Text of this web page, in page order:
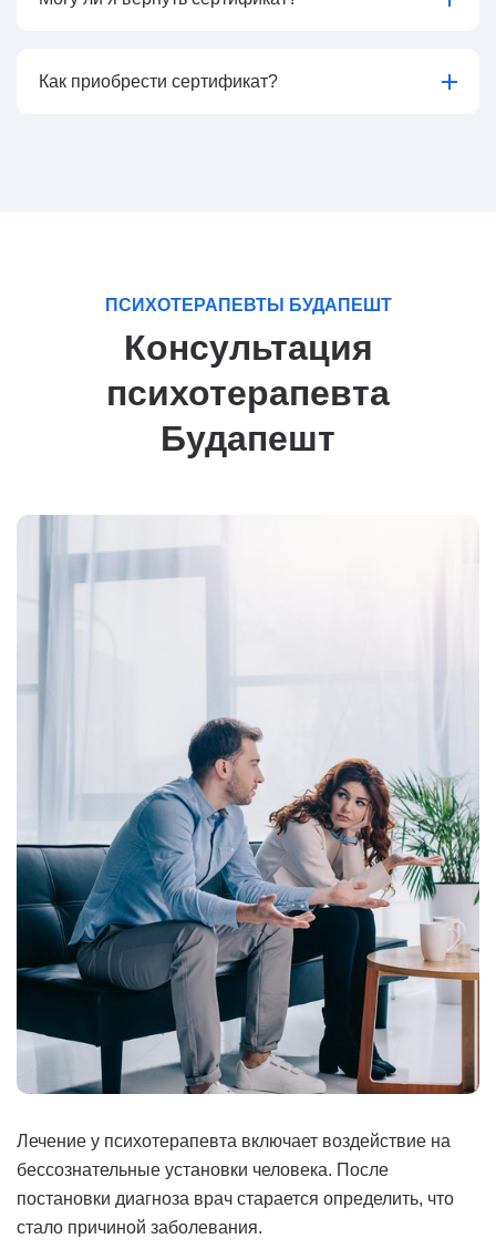
Как приобрести сертификат?
ПСИХОТЕРАПЕВТЫ БУДАПЕШТ
Консультация
психотерапевта
Будапешт
Лечение у психотерапевта включает воздействие на
бессознательные установки человека. После
постановки диагноза врач старается определить, что
стало причиной заболевания.